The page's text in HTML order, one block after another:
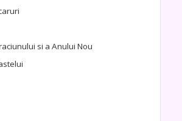
si a Anului Nou